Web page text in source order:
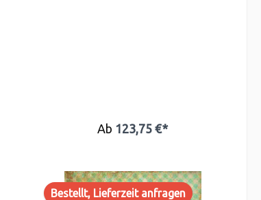
Ab 123,75 €*
Bestellt, Lieferzeit anfragen